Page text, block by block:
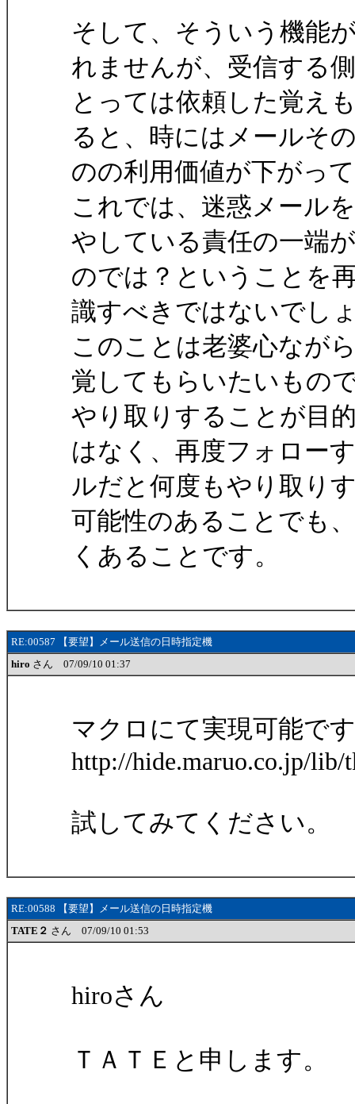
そして、そういう機能
れませんが、受信する
とっては依頼した覚え
ると、時にはメールそ
のの利用価値が下がっ
これでは、迷惑メール
やしている責任の一端
のでは？ということを
識すべきではないでし
このことは老婆心なが
覚してもらいたいもの
やり取りすることが目
はなく、再度フォロー
ルだと何度もやり取り
可能性のあることでも
くあることです。
RE:00587 【要望】メール送信の日時指定機
hiro さん 07/09/10 01:37
マクロにて実現可能で
http://hide.maruo.co.jp/lib/
試してみてください。
RE:00588 【要望】メール送信の日時指定機
TATE２ さん 07/09/10 01:53
hiroさん
ＴＡＴＥと申します。